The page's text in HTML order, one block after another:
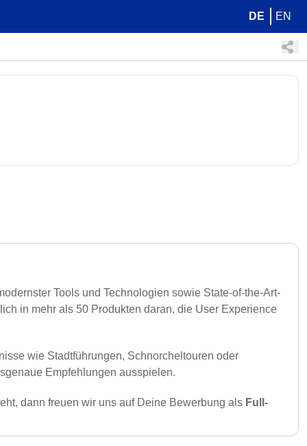
DE EN
Tools und Technologien sowie State-of-the-Art-
in mehr als 50 Produkten daran, die User Experience
wie Stadtführungen, Schnorchel­touren oder
Empfehlungen ausspielen.
dann freuen wir uns auf Deine Bewerbung als Full-